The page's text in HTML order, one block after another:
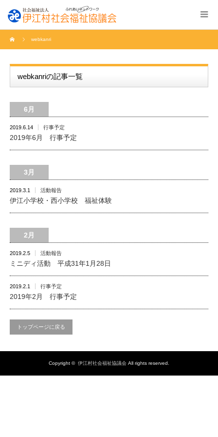
webkanri
webkanriの記事一覧
6月
2019.6.14 行事予定
2019年6月 行事予定
3月
2019.3.1 活動報告
伊江小学校・西小学校 福祉体験
2月
2019.2.5 活動報告
ミニディ活動 平成31年1月28日
2019.2.1 行事予定
2019年2月 行事予定
トップページに戻る
Copyright © 伊江村社会福祉協議会 All rights reserved.